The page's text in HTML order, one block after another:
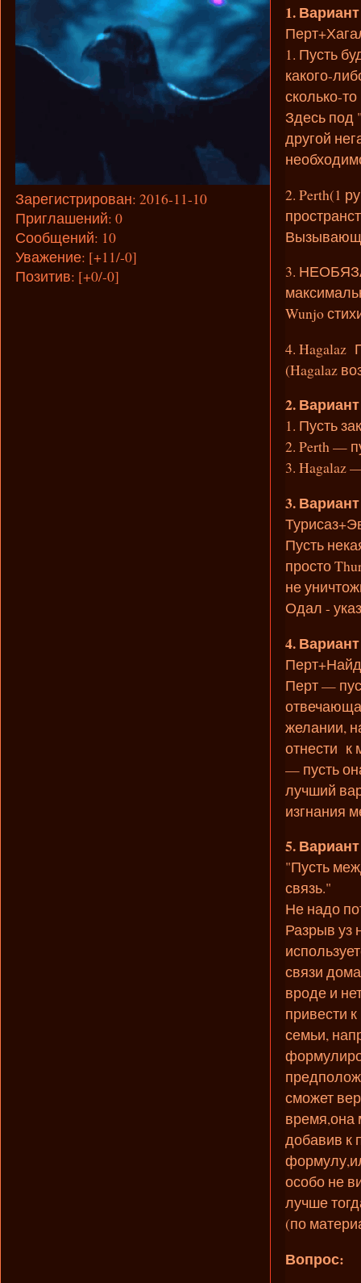
Зарегистрирован: 2016-11-10
Приглашений: 0
Сообщений: 10
Уважение: [+11/-0]
Позитив: [+0/-0]
1. Вариант
1. Пусть
какого-
сколько-
Здесь под
другой
2. Perth(1
3.
Wunjo
4. Hagalaz
(Hagalaz
2. Вариант
1. Пусть
2. Perth —
3. Hagalaz
3. Вариант
Пусть
просто
не
Одал -
4. Вариант
Перт —
желании,
отнести к
— пусть
лучший
изгнания
5.
"Пусть
связь."
Не надо
Разрыв уз
связи
вроде и
привести
семьи,
сможет
время,она
добавив к
особо не
лучше
(по
Вопрос: